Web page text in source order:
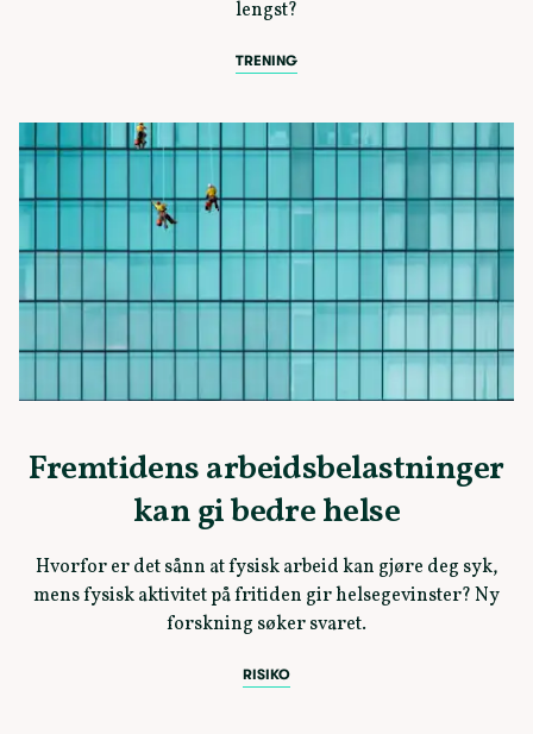
lengst?
TRENING
Fremtidens arbeidsbelastninger
kan gi bedre helse
Hvorfor er det sånn at fysisk arbeid kan gjøre deg syk,
mens fysisk aktivitet på fritiden gir helsegevinster? Ny
forskning søker svaret.
RISIKO